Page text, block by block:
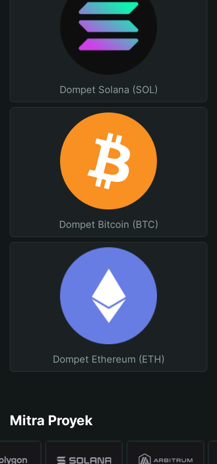
Dompet Solana (SOL)
Dompet Bitcoin (BTC)
Dompet Ethereum (ETH)
Mitra Proyek